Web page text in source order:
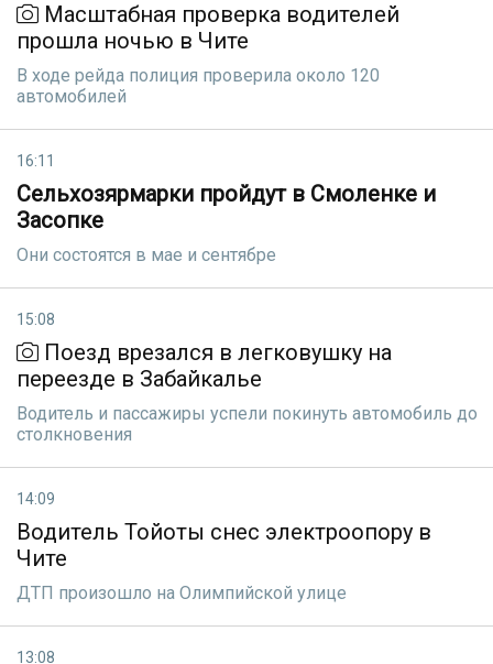
Масштабная проверка водителей
прошла ночью в Чите
В ходе рейда полиция проверила около 120
автомобилей
16:11
Сельхозярмарки пройдут в Смоленке и
Засопке
Они состоятся в мае и сентябре
15:08
Поезд врезался в легковушку на
переезде в Забайкалье
Водитель и пассажиры успели покинуть автомобиль до
столкновения
14:09
Водитель Тойоты снес электроопору в
Чите
ДТП произошло на Олимпийской улице
13:08